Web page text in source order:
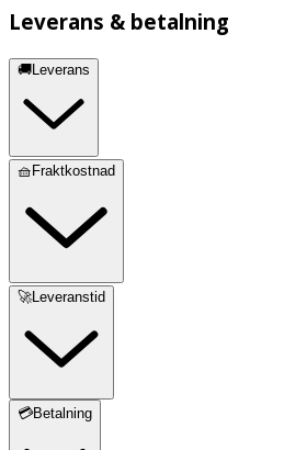
Leverans & betalning
🚚Leverans
🧺Fraktkostnad
🚀Leveranstid
💳Betalning